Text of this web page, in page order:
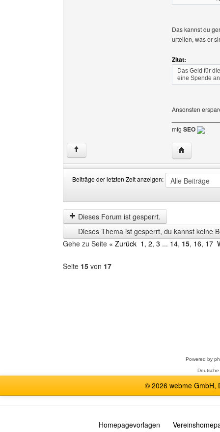
Das kannst du
urteilen, was er
Zitat:
Das Geld für
eine Spende
Ansonsten
mfg SEO
↑ Website
Beiträge der letzten Zeit anzeigen:
der
letzten
Zeit
anzeigen
by
Dieses Forum ist gesperrt.
Dieses Thema ist gesperrt, du kannst keine
Gehe zu Seite « Zurück 1 , 2, 3 ... 14, 15, 16, 17
Seite 15 von 17
Powered by
© 2026 webme GmbH,
Homepagevorlagen